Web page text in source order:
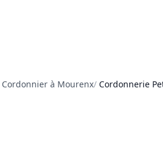
Cordonnier à Mourenx/ Cordonnerie